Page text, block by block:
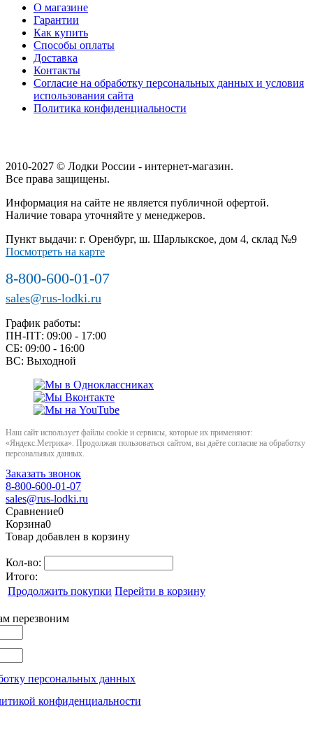
О магазине
Гарантии
Как купить
Способы оплаты
Доставка
Контакты
Согласие на обработку персональных данных и условия
использования сайта
Политика конфиденциальности
2010-2027 © Лодки России - интернет-магазин.
Все права защищены.
Информация на сайте не является публичной офертой.
Наличие товара уточняйте у менеджеров.
Пункт выдачи: г. Оренбург, ш. Шарлыкское, дом 4, склад №9
Посмотреть на карте
8-800-600-01-07
sales@rus-lodki.ru
График работы:
ПН-ПТ: 09:00 - 17:00
СБ: 09:00 - 16:00
ВС: Выходной
Наш сайт использует файлы cookie и сервисы, которые их применяют:
«Яндекс.Метрика». Продолжая пользоваться сайтом, вы даёте согласие на обработку
персональных данных.
Заказать звонок
8-800-600-01-07
sales@rus-lodki.ru
Сравнение0
Корзина0
Товар добавлен в корзину
Кол-во:
Итого:
Продолжить покупки Перейти в корзину
перезвоним
персональных данных
конфиденциальности